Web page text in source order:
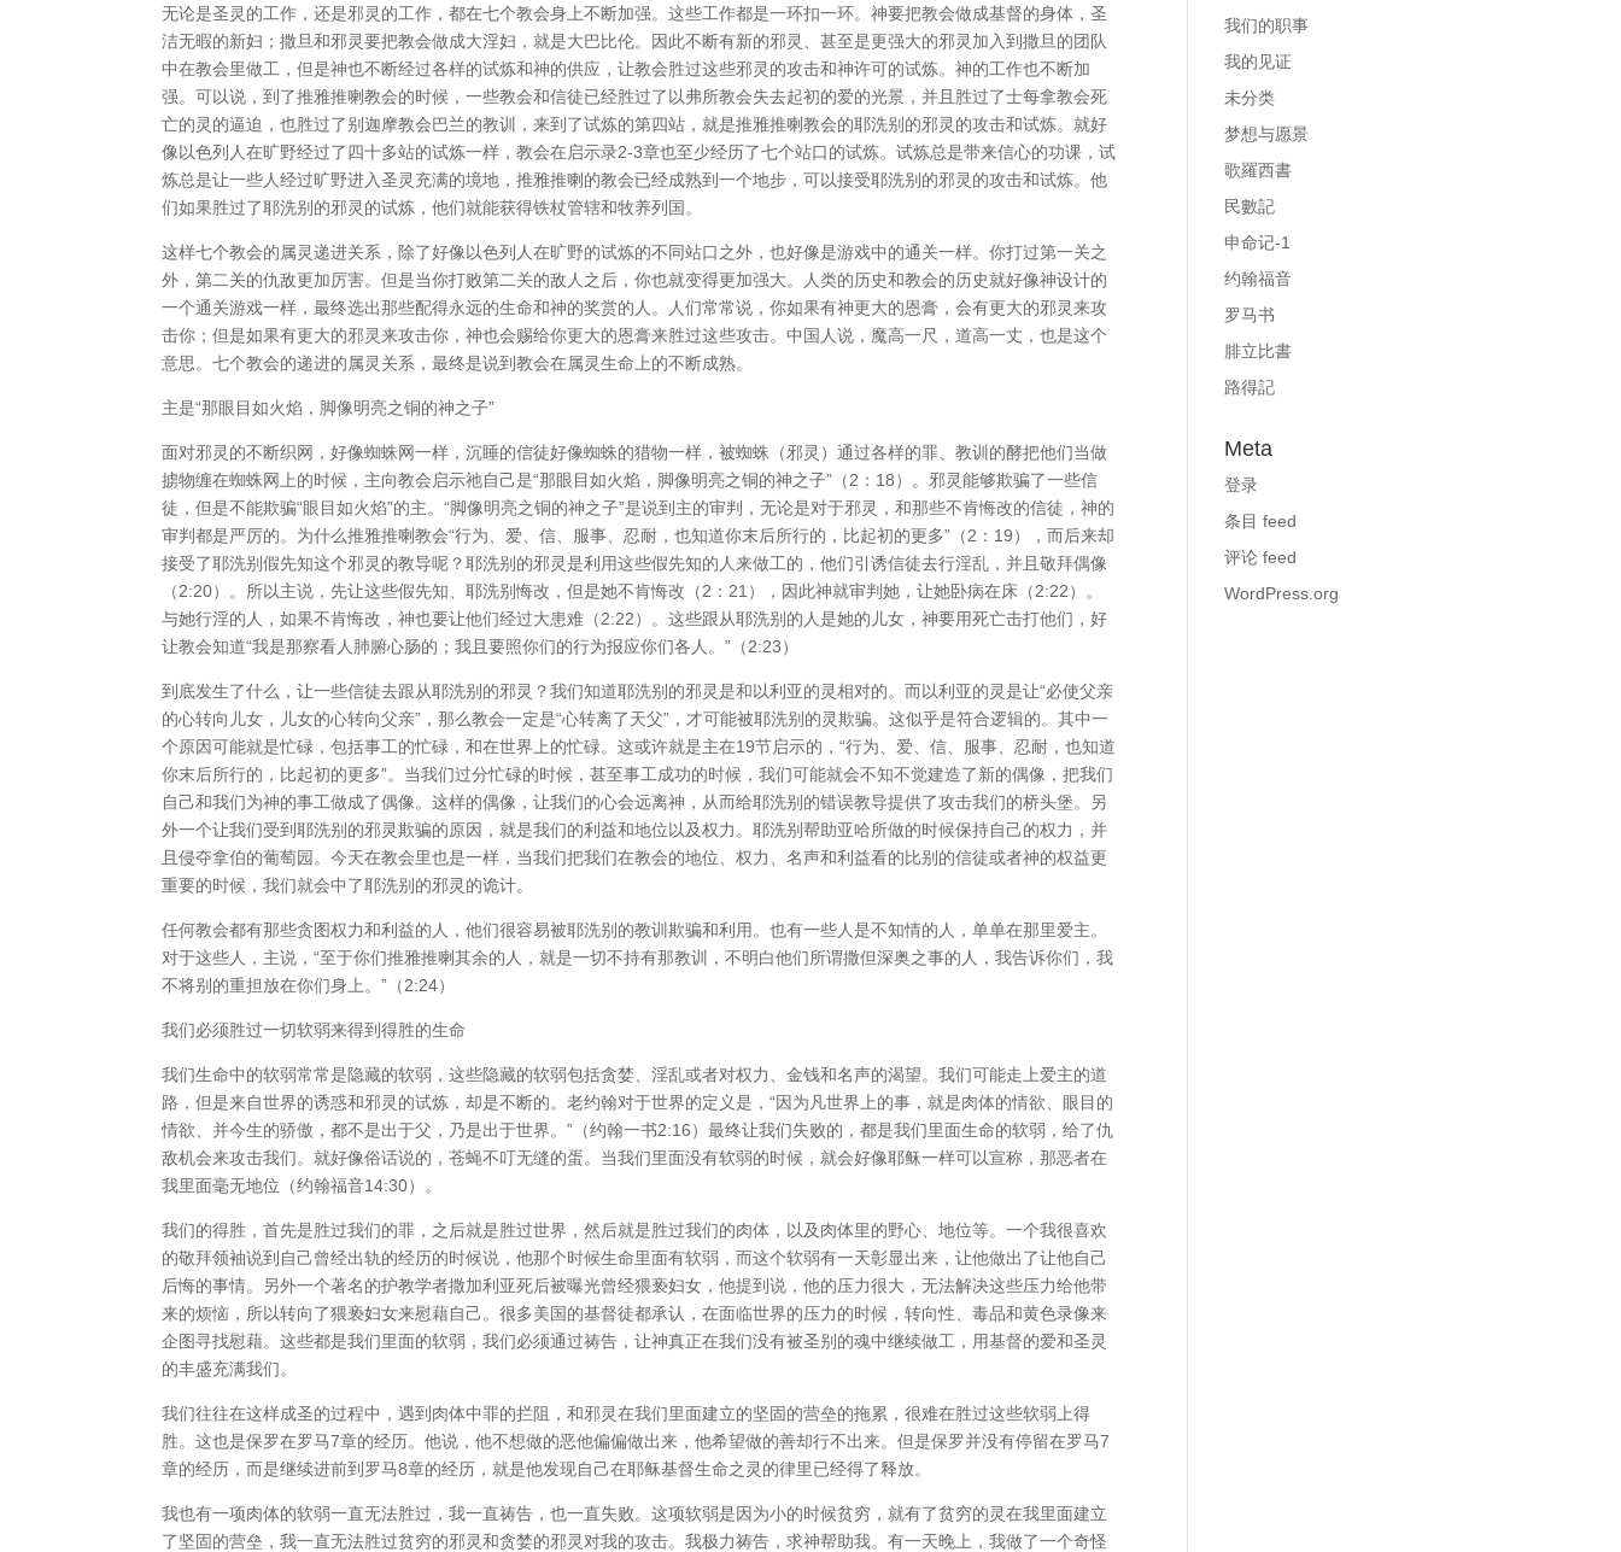
无论是圣灵的工作，还是邪灵的工作，都在七个教会身上不断加强。这些工作都是一环扣一环。神要把教会做成基督的身体，圣
洁无暇的新妇；撒旦和邪灵要把教会做成大淫妇，就是大巴比伦。因此不断有新的邪灵、甚至是更强大的邪灵加入到撒旦的团队
中在教会里做工，但是神也不断经过各样的试炼和神的供应，让教会胜过这些邪灵的攻击和神许可的试炼。神的工作也不断加
强。可以说，到了推雅推喇教会的时候，一些教会和信徒已经胜过了以弗所教会失去起初的爱的光景，并且胜过了士每拿教会死
亡的灵的逼迫，也胜过了别迦摩教会巴兰的教训，来到了试炼的第四站，就是推雅推喇教会的耶洗别的邪灵的攻击和试炼。就好
像以色列人在旷野经过了四十多站的试炼一样，教会在启示录2-3章也至少经历了七个站口的试炼。试炼总是带来信心的功课，试
炼总是让一些人经过旷野进入圣灵充满的境地，推雅推喇的教会已经成熟到一个地步，可以接受耶洗别的邪灵的攻击和试炼。他
们如果胜过了耶洗别的邪灵的试炼，他们就能获得铁杖管辖和牧养列国。
这样七个教会的属灵递进关系，除了好像以色列人在旷野的试炼的不同站口之外，也好像是游戏中的通关一样。你打过第一关之
外，第二关的仇敌更加厉害。但是当你打败第二关的敌人之后，你也就变得更加强大。人类的历史和教会的历史就好像神设计的
一个通关游戏一样，最终选出那些配得永远的生命和神的奖赏的人。人们常常说，你如果有神更大的恩膏，会有更大的邪灵来攻
击你；但是如果有更大的邪灵来攻击你，神也会赐给你更大的恩膏来胜过这些攻击。中国人说，魔高一尺，道高一丈，也是这个
意思。七个教会的递进的属灵关系，最终是说到教会在属灵生命上的不断成熟。
主是“那眼目如火焰，脚像明亮之铜的神之子”
面对邪灵的不断织网，好像蜘蛛网一样，沉睡的信徒好像蜘蛛的猎物一样，被蜘蛛（邪灵）通过各样的罪、教训的酵把他们当做
掳物缠在蜘蛛网上的时候，主向教会启示祂自己是“那眼目如火焰，脚像明亮之铜的神之子”（2：18）。邪灵能够欺骗了一些信
徒，但是不能欺骗“眼目如火焰”的主。“脚像明亮之铜的神之子”是说到主的审判，无论是对于邪灵，和那些不肯悔改的信徒，神的
审判都是严厉的。为什么推雅推喇教会“行为、爱、信、服事、忍耐，也知道你末后所行的，比起初的更多”（2：19），而后来却
接受了耶洗别假先知这个邪灵的教导呢？耶洗别的邪灵是利用这些假先知的人来做工的，他们引诱信徒去行淫乱，并且敬拜偶像
（2:20）。所以主说，先让这些假先知、耶洗别悔改，但是她不肯悔改（2：21），因此神就审判她，让她卧病在床（2:22）。
与她行淫的人，如果不肯悔改，神也要让他们经过大患难（2:22）。这些跟从耶洗别的人是她的儿女，神要用死亡击打他们，好
让教会知道“我是那察看人肺腑心肠的；我且要照你们的行为报应你们各人。”（2:23）
到底发生了什么，让一些信徒去跟从耶洗别的邪灵？我们知道耶洗别的邪灵是和以利亚的灵相对的。而以利亚的灵是让“必使父亲
的心转向儿女，儿女的心转向父亲”，那么教会一定是“心转离了天父”，才可能被耶洗别的灵欺骗。这似乎是符合逻辑的。其中一
个原因可能就是忙碌，包括事工的忙碌，和在世界上的忙碌。这或许就是主在19节启示的，“行为、爱、信、服事、忍耐，也知道
你末后所行的，比起初的更多”。当我们过分忙碌的时候，甚至事工成功的时候，我们可能就会不知不觉建造了新的偶像，把我们
自己和我们为神的事工做成了偶像。这样的偶像，让我们的心会远离神，从而给耶洗别的错误教导提供了攻击我们的桥头堡。另
外一个让我们受到耶洗别的邪灵欺骗的原因，就是我们的利益和地位以及权力。耶洗别帮助亚哈所做的时候保持自己的权力，并
且侵夺拿伯的葡萄园。今天在教会里也是一样，当我们把我们在教会的地位、权力、名声和利益看的比别的信徒或者神的权益更
重要的时候，我们就会中了耶洗别的邪灵的诡计。
任何教会都有那些贪图权力和利益的人，他们很容易被耶洗别的教训欺骗和利用。也有一些人是不知情的人，单单在那里爱主。
对于这些人，主说，“至于你们推雅推喇其余的人，就是一切不持有那教训，不明白他们所谓撒但深奥之事的人，我告诉你们，我
不将别的重担放在你们身上。”（2:24）
我们必须胜过一切软弱来得到得胜的生命
我们生命中的软弱常常是隐藏的软弱，这些隐藏的软弱包括贪婪、淫乱或者对权力、金钱和名声的渴望。我们可能走上爱主的道
路，但是来自世界的诱惑和邪灵的试炼，却是不断的。老约翰对于世界的定义是，“因为凡世界上的事，就是肉体的情欲、眼目的
情欲、并今生的骄傲，都不是出于父，乃是出于世界。”（约翰一书2:16）最终让我们失败的，都是我们里面生命的软弱，给了仇
敌机会来攻击我们。就好像俗话说的，苍蝇不叮无缝的蛋。当我们里面没有软弱的时候，就会好像耶稣一样可以宣称，那恶者在
我里面毫无地位（约翰福音14:30）。
我们的得胜，首先是胜过我们的罪，之后就是胜过世界，然后就是胜过我们的肉体，以及肉体里的野心、地位等。一个我很喜欢
的敬拜领袖说到自己曾经出轨的经历的时候说，他那个时候生命里面有软弱，而这个软弱有一天彰显出来，让他做出了让他自己
后悔的事情。另外一个著名的护教学者撒加利亚死后被曝光曾经猥亵妇女，他提到说，他的压力很大，无法解决这些压力给他带
来的烦恼，所以转向了猥亵妇女来慰藉自己。很多美国的基督徒都承认，在面临世界的压力的时候，转向性、毒品和黄色录像来
企图寻找慰藉。这些都是我们里面的软弱，我们必须通过祷告，让神真正在我们没有被圣别的魂中继续做工，用基督的爱和圣灵
的丰盛充满我们。
我们往往在这样成圣的过程中，遇到肉体中罪的拦阻，和邪灵在我们里面建立的坚固的营垒的拖累，很难在胜过这些软弱上得
胜。这也是保罗在罗马7章的经历。他说，他不想做的恶他偏偏做出来，他希望做的善却行不出来。但是保罗并没有停留在罗马7
章的经历，而是继续进前到罗马8章的经历，就是他发现自己在耶稣基督生命之灵的律里已经得了释放。
我也有一项肉体的软弱一直无法胜过，我一直祷告，也一直失败。这项软弱是因为小的时候贫穷，就有了贫穷的灵在我里面建立
了坚固的营垒，我一直无法胜过贫穷的邪灵和贪婪的邪灵对我的攻击。我极力祷告，求神帮助我。有一天晚上，我做了一个奇怪
我们的职事
我的见证
未分类
梦想与愿景
歌羅西書
民數記
申命记-1
约翰福音
罗马书
腓立比書
路得記
Meta
登录
条目 feed
评论 feed
WordPress.org